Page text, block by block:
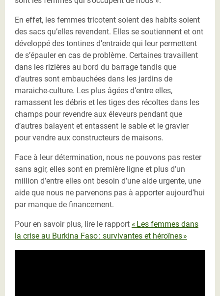
En effet, les femmes tricotent soient des habits soient
des sacs qu’elles revendent. Elles se soutiennent et ont
développé des tontines d’entraide qui leur permettent
de s’épauler en cas de problème. Certaines travaillent
dans les rizières au bord du barrage tandis que
d’autres sont embauchées dans les jardins de
maraiche-culture. Les plus âgées d’entre elles,
ramassent les débris et les tiges des récoltes dans les
champs pour revendre aux éleveurs pendant que
d’autres balayent et entassent le sable et le gravier
pour vendre aux constructeurs de maisons.
Face à leur détermination, nous ne pouvons pas rester
sans agir, elles sont en première ligne et plus d’un
million d’entre elles ont besoin d’une aide urgente, une
aide que nous ne parvenons pas à apporter aujourd’hui
par manque de financement.
Pour en savoir plus, lire le rapport « Les femmes dans
la crise au Burkina Faso : survivantes et héroïnes »